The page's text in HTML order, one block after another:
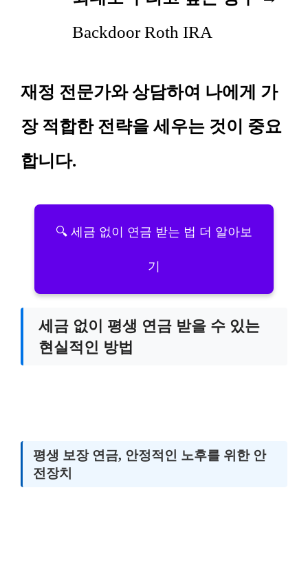
Backdoor Roth IRA
재정 전문가와 상담하여 나에게 가
장 적합한 전략을 세우는 것이 중요
합니다.
🔍 세금 없이 연금 받는 법 더 알아보
기
세금 없이 평생 연금 받을 수 있는
현실적인 방법
평생 보장 연금, 안정적인 노후를 위한 안
전장치